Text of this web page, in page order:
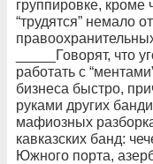
группировке, кроме
“трудятся” немало
_____Говорят, что
работать с
бизнеса быстро,
руками других
мафиозных
кавказских банд:
Южного порта,